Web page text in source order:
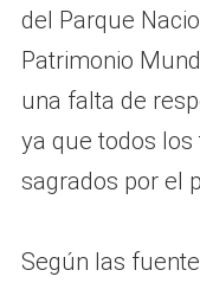
del Parque
Patrimonio
una falta de
ya que todos
sagrados por el
Según las